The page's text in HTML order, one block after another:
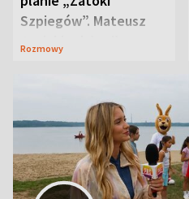
Szpiegów”. Mateusz
Janicki odsłonił
Rozmowy